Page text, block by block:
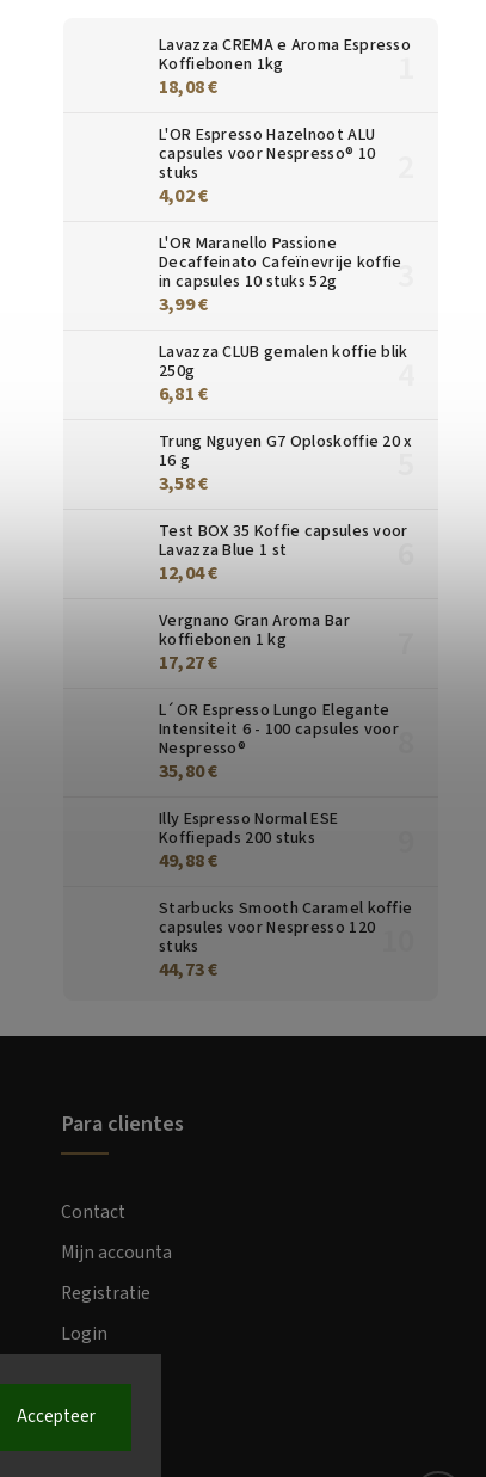
Accepteer
Lavazza CREMA e Aroma Espresso
Koffiebonen 1kg
18,08 €
L'OR Espresso Hazelnoot ALU
capsules voor Nespresso® 10
stuks
4,02 €
L'OR Maranello Passione
Decaffeinato Cafeïnevrije koffie
in capsules 10 stuks 52g
3,99 €
Lavazza CLUB gemalen koffie blik
250g
6,81 €
Trung Nguyen G7 Oploskoffie 20 x
16 g
3,58 €
Test BOX 35 Koffie capsules voor
Lavazza Blue 1 st
12,04 €
Vergnano Gran Aroma Bar
koffiebonen 1 kg
17,27 €
L´OR Espresso Lungo Elegante
Intensiteit 6 - 100 capsules voor
Nespresso®
35,80 €
Illy Espresso Normal ESE
Koffiepads 200 stuks
49,88 €
Starbucks Smooth Caramel koffie
capsules voor Nespresso 120
stuks
44,73 €
Para clientes
Contact
Mijn accounta
Registratie
Login